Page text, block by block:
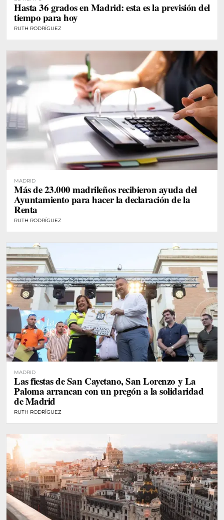
Hasta 36 grados en Madrid: esta es la previsión del
tiempo para hoy
RUTH RODRÍGUEZ
MADRID
Más de 23.000 madrileños recibieron ayuda del
Ayuntamiento para hacer la declaración de la
Renta
RUTH RODRÍGUEZ
MADRID
Las fiestas de San Cayetano, San Lorenzo y La
Paloma arrancan con un pregón a la solidaridad
de Madrid
RUTH RODRÍGUEZ